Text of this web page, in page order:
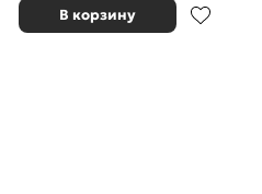
В корзину